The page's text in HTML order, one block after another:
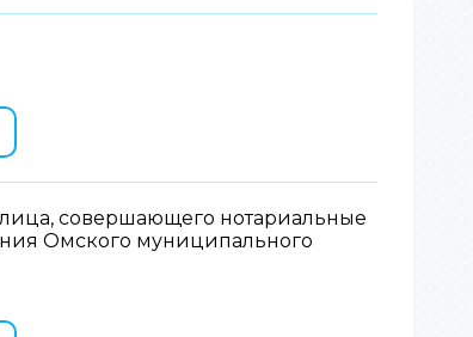
совершающего нотариальные
Омского муниципального